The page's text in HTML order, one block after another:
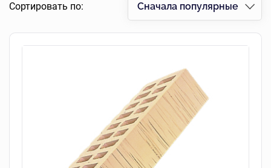
Сортировать по: Сначала популярные